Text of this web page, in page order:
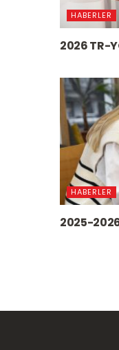
HABERLER
2026 TR-
HABERLER
2025-